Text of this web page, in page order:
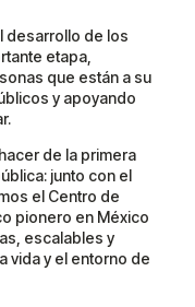
desarrollo de los
etapa,
que están a su
y apoyando
de la primera
junto con el
el Centro de
pionero en México
escalables y
vida y el entorno de